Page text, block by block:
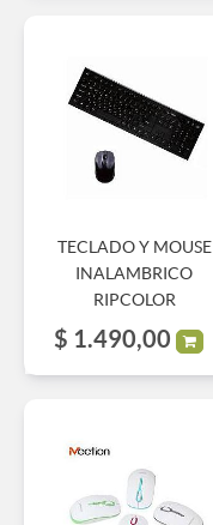
TECLADO Y MOUSE
INALAMBRICO
RIPCOLOR
$ 1.490,00